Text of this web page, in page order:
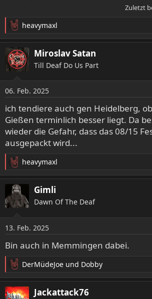
Zuletzt
R
e
a
k
t
n
e
n
:
heavymaxl
Miroslav Satan
Till Deaf Do Us Part
06. Feb. 2025
ich tendiere auch gen Heidelberg,
Gießen terminlich besser liegt. Da
wieder die Gefahr, dass das 08/15
ausgepackt wird...
R
e
a
k
t
n
e
n
heavymaxl
Gimli
Dawn Of The Deaf
13. Feb. 2025
Bin auch in Memmingen dabei.
R
e
a
k
DerMüdeJoe und Dobby
Jackattack76